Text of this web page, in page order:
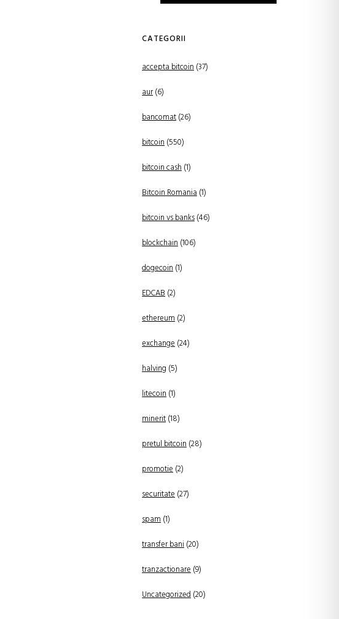
CATEGORII
accepta bitcoin(37)
aur(6)
bancomat(26)
bitcoin(550)
bitcoin cash(1)
Bitcoin Romania(1)
bitcoin vs banks(46)
blockchain(106)
dogecoin(1)
EDCAB(2)
ethereum(2)
exchange(24)
halving (5)
litecoin(1)
minerit(18)
pretul bitcoin(28)
promotie(2)
securitate(27)
spam(1)
transfer bani(20)
tranzactionare(9)
Uncategorized(20)